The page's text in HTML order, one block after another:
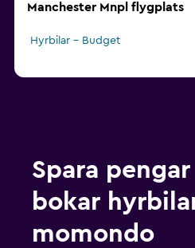
Manchester Mnpl flygplats
Hyrbilar – Budget
Spara
bokar
momondo